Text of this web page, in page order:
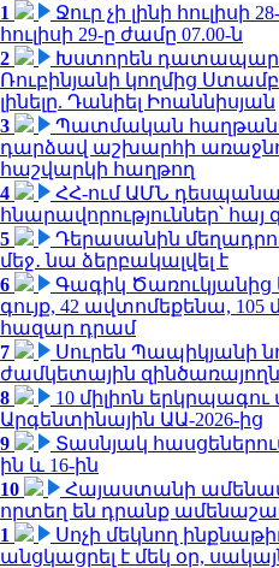
1
Ջուր չի լինի հուլիսի
հուլիսի 29-ը ժամը 07.00-ն
2
Խստորեն
Ռուբինյանի կողմից
լինելը. Դանիել Իոաննիսյան
3
Պատմական
դարձավ աշխարհի
հաշվարկի հաղթող
4
ՀՀ-ում ԱՄՆ
հնարավորություններ՝
5
Դերասանին
մեջ․ նա ձերբակալվել է
6
Գագիկ
գույք, 42 ավտոմեքենա, 105
հազար դրամ
7
Սուրեն Պապիկյանի
ժամկետային
8
10 միլիոն
Արգենտինային ԱԱ-2026-ից
9
Տասնյակ հասցեներում
ին և 16-ին
10
Հայաստանի
որտեղ են դրանք
1
Սոչի մեկնող
անցկացրել է մեկ օր,